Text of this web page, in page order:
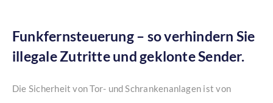
Funkfernsteuerung – so verhindern Sie
illegale Zutritte und geklonte Sender.
Die Sicherheit von Tor- und Schrankenanlagen ist von